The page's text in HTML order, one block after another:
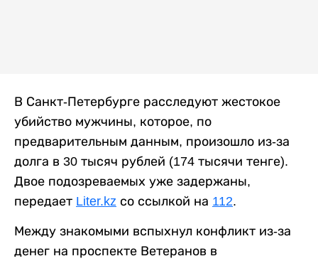
В Санкт-Петербурге расследуют жестокое
убийство мужчины, которое, по
предварительным данным, произошло из-за
долга в 30 тысяч рублей (174 тысячи тенге).
Двое подозреваемых уже задержаны,
передает Liter.kz со ссылкой на 112.
Между знакомыми вспыхнул конфликт из-за
денег на проспекте Ветеранов в